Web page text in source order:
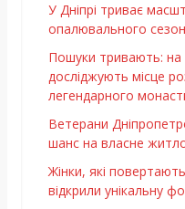
У Дніпрі триває
опалювального
Пошуки тривають: на
досліджують місце
легендарного
Ветерани
шанс на власне
Жінки, які
відкрили унікальну